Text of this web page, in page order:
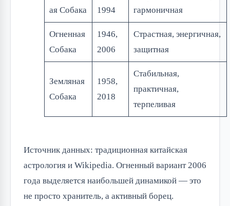
ая Собака
1994
гармоничная
Огненная
Собака
1946,
2006
Страстная, энергичная,
защитная
Земляная
Собака
1958,
2018
Стабильная,
практичная,
терпеливая
Источник данных: традиционная китайская
астрология и Wikipedia. Огненный вариант 2006
года выделяется наибольшей динамикой — это
не просто хранитель, а активный борец.